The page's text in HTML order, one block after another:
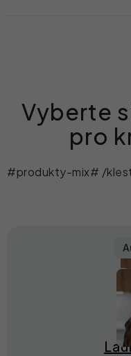
Vyberte
pro
#produkty-mix# /